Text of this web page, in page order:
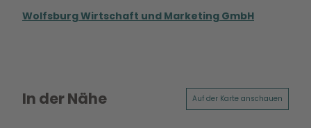
Wolfsburg Wirtschaft und Marketing GmbH
In der Nähe Auf der Karte anschauen